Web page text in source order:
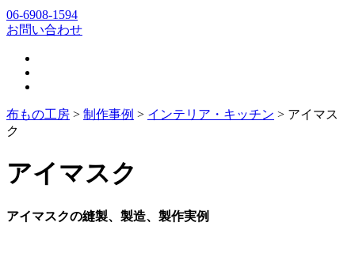
06-6908-1594
お問い合わせ
布もの工房 > 制作事例 > インテリア・キッチン > アイマス
ク
アイマスク
アイマスクの縫製、製造、製作実例